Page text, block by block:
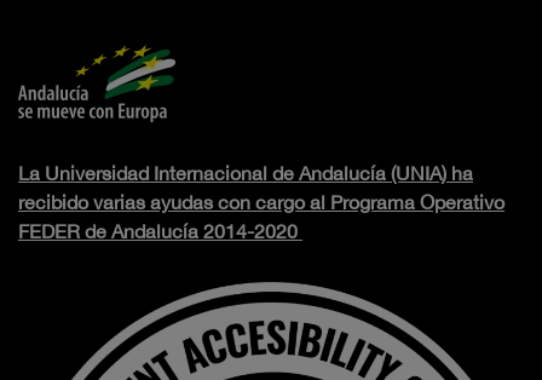
La Universidad Internacional de Andalucía (UNIA) ha
recibido varias ayudas con cargo al Programa Operativo
FEDER de Andalucía 2014-2020